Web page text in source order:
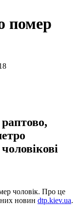
помер
чоловік. Про це
новин dtp.kiev.ua.